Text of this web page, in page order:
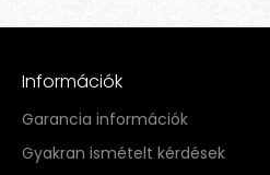
Információk
Garancia információk
Gyakran ismételt kérdések